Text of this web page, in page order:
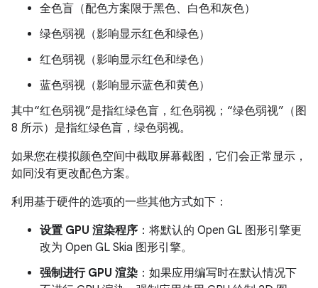
全色盲（配色方案限于黑色、白色和灰色）
绿色弱视（影响显示红色和绿色）
红色弱视（影响显示红色和绿色）
蓝色弱视（影响显示蓝色和黄色）
其中“红色弱视”是指红绿色盲，红色弱视；“绿色弱视”（图
8 所示）是指红绿色盲，绿色弱视。
如果您在模拟颜色空间中截取屏幕截图，它们会正常显示，
如同没有更改配色方案。
利用基于硬件的选项的一些其他方式如下：
设置 GPU 渲染程序 ：将默认的 Open GL 图形引擎更
改为 Open GL Skia 图形引擎。
强制进行 GPU 渲染 ：如果应用编写时在默认情况下